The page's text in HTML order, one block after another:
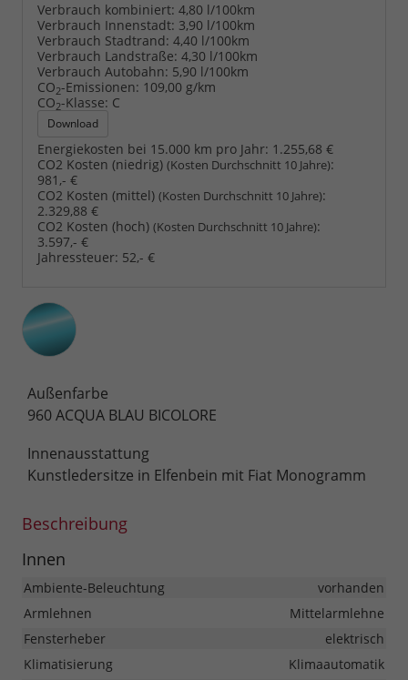
Verbrauch kombiniert: 4,80 l/100km
Verbrauch Innenstadt: 3,90 l/100km
Verbrauch Stadtrand: 4,40 l/100km
Verbrauch Landstraße: 4,30 l/100km
Verbrauch Autobahn: 5,90 l/100km
CO2-Emissionen: 109,00 g/km
CO2-Klasse: C
Download
Energiekosten bei 15.000 km pro Jahr: 1.255,68 €
CO2 Kosten (niedrig) (Kosten Durchschnitt 10 Jahre):
981,- €
CO2 Kosten (mittel) (Kosten Durchschnitt 10 Jahre):
2.329,88 €
CO2 Kosten (hoch) (Kosten Durchschnitt 10 Jahre):
3.597,- €
Jahressteuer: 52,- €
Außenfarbe
960 ACQUA BLAU BICOLORE
Innenausstattung
Kunstledersitze in Elfenbein mit Fiat Monogramm
Beschreibung
Innen
Ambiente-Beleuchtung
vorhanden
Armlehnen
Mittelarmlehne
Fensterheber
elektrisch
Klimatisierung
Klimaautomatik